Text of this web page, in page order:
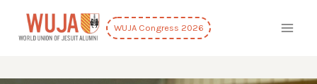
content
WUJA Congress 2026